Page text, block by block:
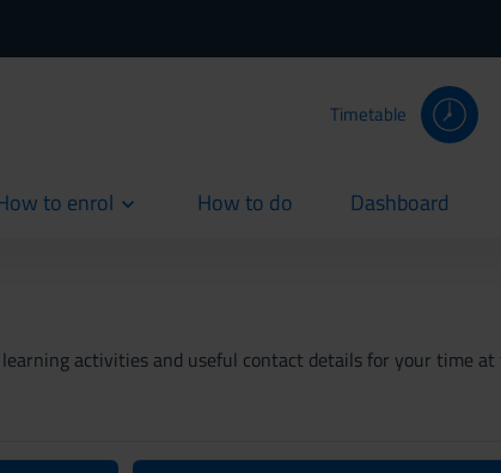
Timetable
to enrol How to do
current Dashboard
current
activities and useful contact details for your time